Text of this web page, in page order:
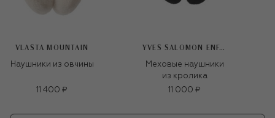
VLASTA MOUNTAIN
Наушники из овчины
11 400 ₽
YVES SALOMON ENFANT
Меховые наушники
из кролика
11 000 ₽